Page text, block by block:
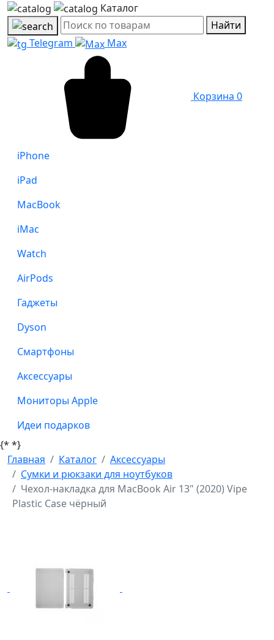
Каталог
Найти
Telegram
Max
Корзина 0
iPhone
iPad
MacBook
iMac
Watch
AirPods
Гаджеты
Dyson
Смартфоны
Аксессуары
Мониторы Apple
Идеи подарков
{* *}
Главная
Каталог
Аксессуары
Сумки и рюкзаки для ноутбуков
Чехол-накладка для MacBook Air 13" (2020) Vipe
Plastic Case чёрный